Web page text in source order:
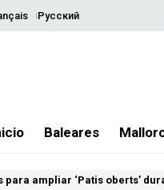
Русский
Baleares
para ampliar ‘Patis oberts’